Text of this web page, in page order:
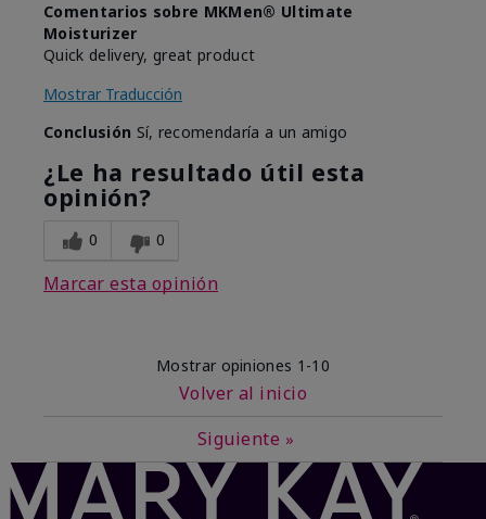
Comentarios sobre MKMen® Ultimate
Moisturizer
Quick delivery, great product
Mostrar Traducción
Conclusión Sí, recomendaría a un amigo
¿Le ha resultado útil esta
opinión?
0 0
Marcar esta opinión
Mostrar opiniones 1-10
Volver al inicio
Siguiente »